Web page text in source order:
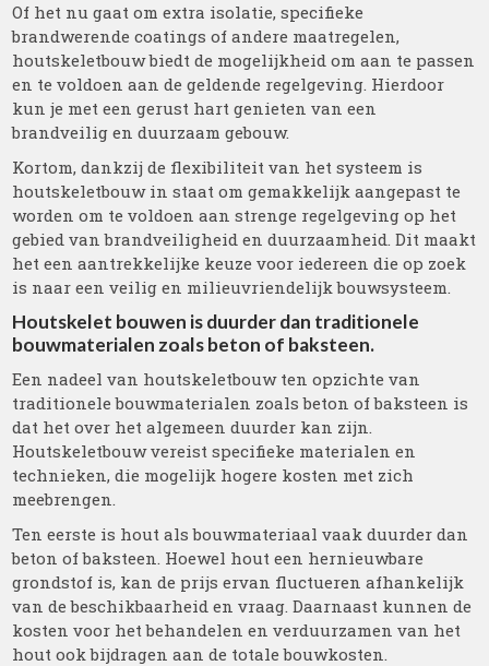
Of het nu gaat om extra isolatie, specifieke
brandwerende coatings of andere maatregelen,
houtskeletbouw biedt de mogelijkheid om aan te passen
en te voldoen aan de geldende regelgeving. Hierdoor
kun je met een gerust hart genieten van een
brandveilig en duurzaam gebouw.
Kortom, dankzij de flexibiliteit van het systeem is
houtskeletbouw in staat om gemakkelijk aangepast te
worden om te voldoen aan strenge regelgeving op het
gebied van brandveiligheid en duurzaamheid. Dit maakt
het een aantrekkelijke keuze voor iedereen die op zoek
is naar een veilig en milieuvriendelijk bouwsysteem.
Houtskelet bouwen is duurder dan traditionele
bouwmaterialen zoals beton of baksteen.
Een nadeel van houtskeletbouw ten opzichte van
traditionele bouwmaterialen zoals beton of baksteen is
dat het over het algemeen duurder kan zijn.
Houtskeletbouw vereist specifieke materialen en
technieken, die mogelijk hogere kosten met zich
meebrengen.
Ten eerste is hout als bouwmateriaal vaak duurder dan
beton of baksteen. Hoewel hout een hernieuwbare
grondstof is, kan de prijs ervan fluctueren afhankelijk
van de beschikbaarheid en vraag. Daarnaast kunnen de
kosten voor het behandelen en verduurzamen van het
hout ook bijdragen aan de totale bouwkosten.